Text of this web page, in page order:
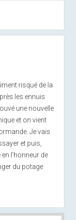
risqué de la
les ennuis
une nouvelle
et on vient
Je vais
et puis,
l’honneur de
du potage